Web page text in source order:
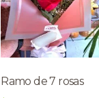
Ramo de 7 rosas